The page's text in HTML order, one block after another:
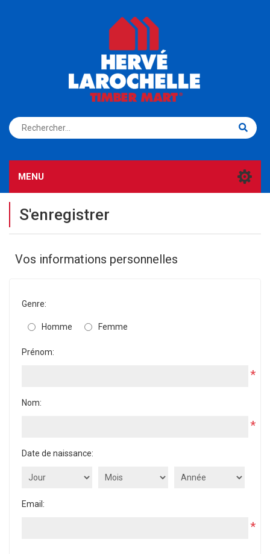
S'ENREGISTRER CONNEXION
MENU
S'enregistrer
Vos informations personnelles
Genre:
Homme Femme
Prénom:
*
Nom:
*
Date de naissance:
Email:
*